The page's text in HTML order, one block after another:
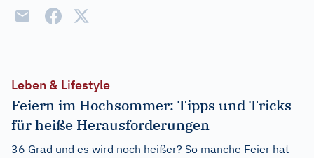
Leben & Lifestyle
Feiern im Hochsommer: Tipps und Tricks
für heiße Herausforderungen
36 Grad und es wird noch heißer? So manche Feier hat